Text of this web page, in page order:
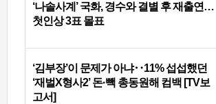
‘나솔사계’ 국화, 경수와 결별 후 재출연…
첫인상 3표 몰표
‘김부장’이 문제가 아냐‥11% 섭섭했던
‘재벌X형사2’ 돈·빽 총동원해 컴백 [TV보
고서]